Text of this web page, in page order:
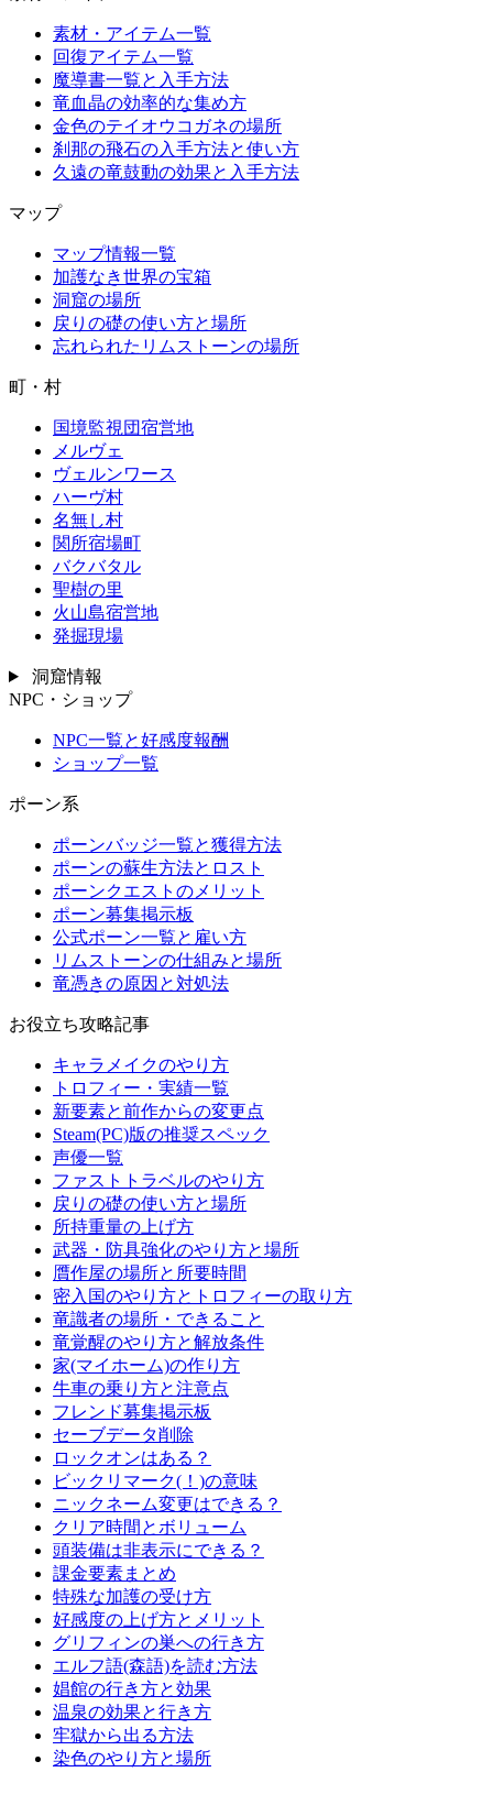
素材・アイテム一覧
回復アイテム一覧
魔導書一覧と入手方法
竜血晶の効率的な集め方
金色のテイオウコガネの場所
刹那の飛石の入手方法と使い方
久遠の竜鼓動の効果と入手方法
マップ
マップ情報一覧
加護なき世界の宝箱
洞窟の場所
戻りの礎の使い方と場所
忘れられたリムストーンの場所
町・村
国境監視団宿営地
メルヴェ
ヴェルンワース
ハーヴ村
名無し村
関所宿場町
バクバタル
聖樹の里
火山島宿営地
発掘現場
洞窟情報
NPC・ショップ
NPC一覧と好感度報酬
ショップ一覧
ポーン系
ポーンバッジ一覧と獲得方法
ポーンの蘇生方法とロスト
ポーンクエストのメリット
ポーン募集掲示板
公式ポーン一覧と雇い方
リムストーンの仕組みと場所
竜憑きの原因と対処法
お役立ち攻略記事
キャラメイクのやり方
トロフィー・実績一覧
新要素と前作からの変更点
Steam(PC)版の推奨スペック
声優一覧
ファストトラベルのやり方
戻りの礎の使い方と場所
所持重量の上げ方
武器・防具強化のやり方と場所
贋作屋の場所と所要時間
密入国のやり方とトロフィーの取り方
竜識者の場所・できること
竜覚醒のやり方と解放条件
家(マイホーム)の作り方
牛車の乗り方と注意点
フレンド募集掲示板
セーブデータ削除
ロックオンはある？
ビックリマーク(！)の意味
ニックネーム変更はできる？
クリア時間とボリューム
頭装備は非表示にできる？
課金要素まとめ
特殊な加護の受け方
好感度の上げ方とメリット
グリフィンの巣への行き方
エルフ語(森語)を読む方法
娼館の行き方と効果
温泉の効果と行き方
牢獄から出る方法
染色のやり方と場所